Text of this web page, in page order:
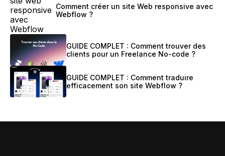
Comment créer un site Web responsive avec
Webflow ?
GUIDE COMPLET : Comment trouver des
clients pour un Freelance No-code ?
GUIDE COMPLET : Comment traduire
efficacement son site Webflow ?